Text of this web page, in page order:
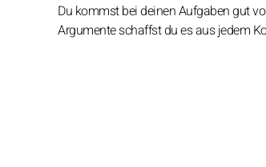
Du kommst bei deinen Aufgaben gut
Argumente schaffst du es aus jedem